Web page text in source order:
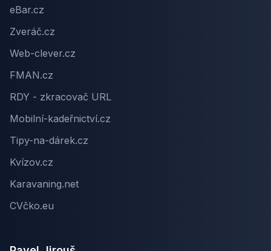
eBar.cz
Zveráč.cz
Web-clever.cz
FMAN.cz
RDY - zkracovač URL
Mobilní-kadeřnictví.cz
Tipy-na-dárek.cz
Kvízov.cz
Karavaning.net
CVčko.eu